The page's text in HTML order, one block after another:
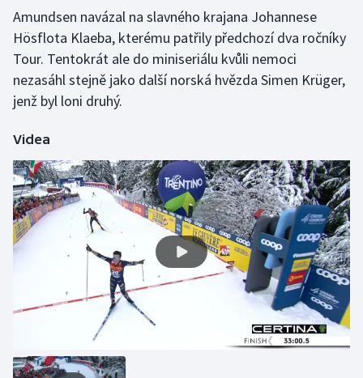
Gymnastika
Házená
Krasobruslení
Lezení
Lyže a snowboard
Moderní pětiboj
Amundsen navázal na slavného krajana Johannese
Hösflota Klaeba, kterému patřily předchozí dva ročníky
Tour. Tentokrát ale do miniseriálu kvůli nemoci
nezasáhl stejně jako další norská hvězda Simen Krüger,
jenž byl loni druhý.
Videa